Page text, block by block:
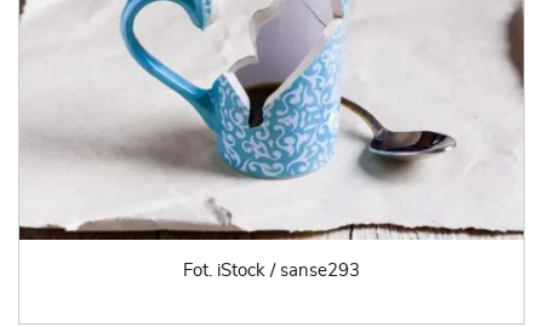
Fot. iStock / sanse293